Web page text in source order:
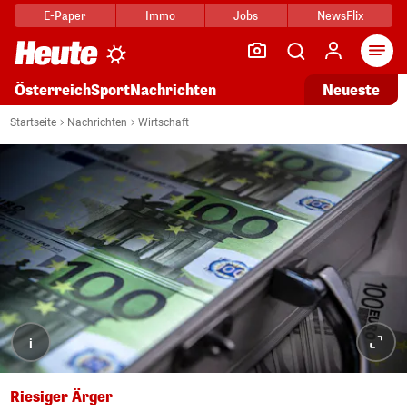
E-Paper Immo Jobs NewsFlix
ÖsterreichSportNachrichten Neueste
Startseite Nachrichten Wirtschaft
i
Riesiger Ärger